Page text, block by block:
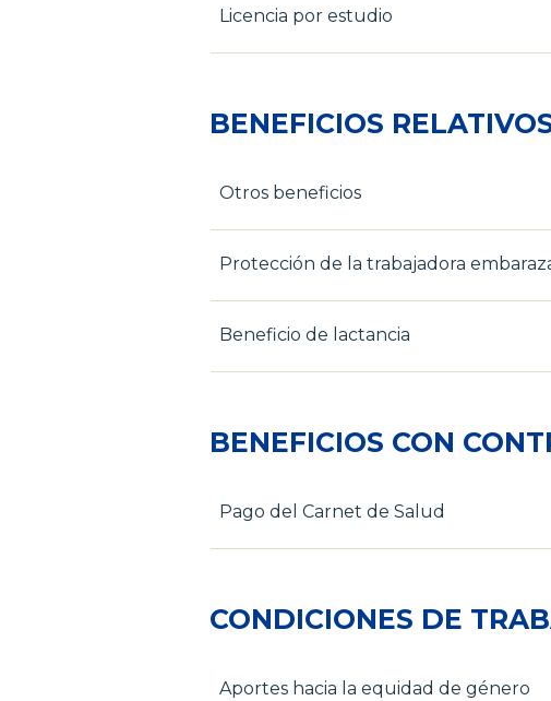
Licencia por estudio
BENEFICIOS
Otros beneficios
Protección de la trabajadora
Beneficio de lactancia
BENEFICIOS CON
Pago del Carnet de Salud
CONDICIONES DE
Aportes hacia la equidad de género